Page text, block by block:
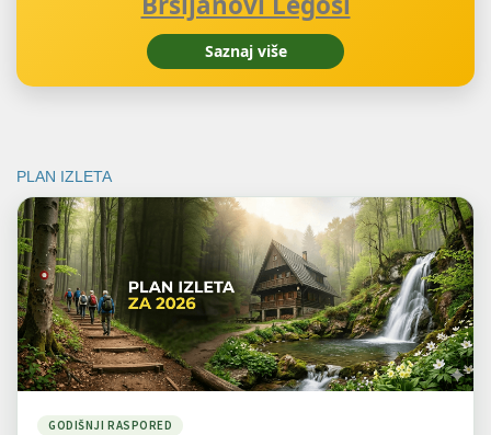
Saznaj više
PLAN IZLETA
GODIŠNJI RASPORED